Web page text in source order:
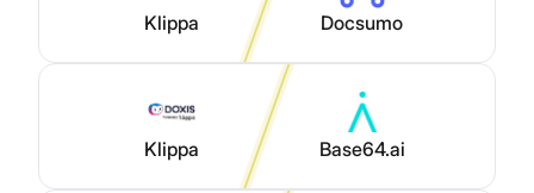
Klippa Docsumo
Klippa Base64.ai